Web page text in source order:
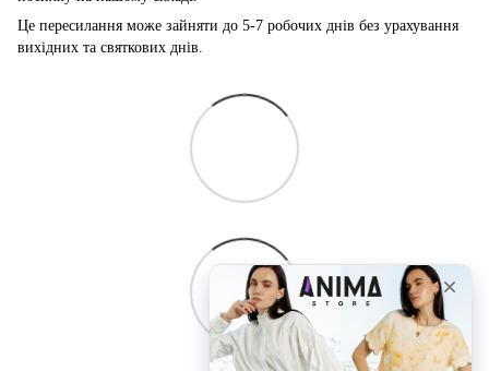
Це пересилання може зайняти до 5-7 робочих днів без урахування
вихідних та святкових днів.